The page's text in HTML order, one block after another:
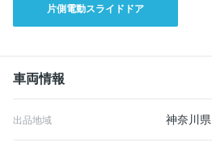
片側電動スライドドア
車両情報
出品地域 神奈川県